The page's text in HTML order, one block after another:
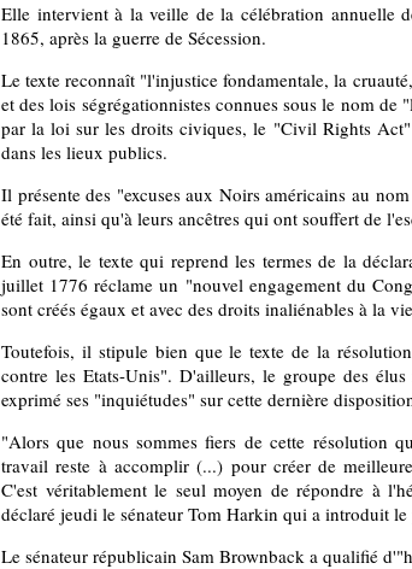
Elle intervient à la veille de la célébration annuelle
1865, après la guerre de Sécession.
Le texte reconnaît "l'injustice fondamentale, la
et des lois ségrégationnistes connues sous le nom
par la loi sur les droits civiques, le "Civil Rights
dans les lieux publics.
Il présente des "excuses aux Noirs américains au
été fait, ainsi qu'à leurs ancêtres qui ont souffert de
En outre, le texte qui reprend les termes de la
juillet 1776 réclame un "nouvel engagement du
sont créés égaux et avec des droits inaliénables à la
Toutefois, il stipule bien que le texte de la
contre les Etats-Unis". D'ailleurs, le groupe des
exprimé ses "inquiétudes" sur cette dernière
"Alors que nous sommes fiers de cette résolution
travail reste à accomplir (...) pour créer de
C'est véritablement le seul moyen de répondre à
déclaré jeudi le sénateur Tom Harkin qui a introduit
Le sénateur républicain Sam Brownback a qualifié